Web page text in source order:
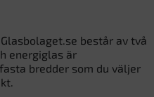
består av två
energiglas är
bredder som du väljer